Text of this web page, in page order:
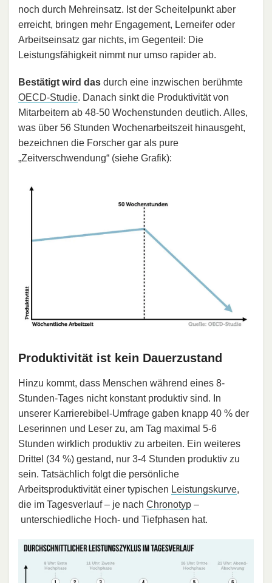
noch durch Mehreinsatz. Ist der Scheitelpunkt aber
erreicht, bringen mehr Engagement, Lerneifer oder
Arbeitseinsatz gar nichts, im Gegenteil: Die
Leistungsfähigkeit nimmt nur umso rapider ab.
Bestätigt wird das durch eine inzwischen berühmte
OECD-Studie. Danach sinkt die Produktivität von
Mitarbeitern ab 48-50 Wochenstunden deutlich. Alles,
was über 56 Stunden Wochenarbeitszeit hinausgeht,
bezeichnen die Forscher gar als pure
„Zeitverschwendung“ (siehe Grafik):
Produktivität ist kein Dauerzustand
Hinzu kommt, dass Menschen während eines 8-
Stunden-Tages nicht konstant produktiv sind. In
unserer Karrierebibel-Umfrage gaben knapp 40 % der
Leserinnen und Leser zu, am Tag maximal 5-6
Stunden wirklich produktiv zu arbeiten. Ein weiteres
Drittel (34 %) gestand, nur 3-4 Stunden produktiv zu
sein. Tatsächlich folgt die persönliche
Arbeitsproduktivität einer typischen Leistungskurve,
die im Tagesverlauf – je nach Chronotyp –
unterschiedliche Hoch- und Tiefphasen hat.